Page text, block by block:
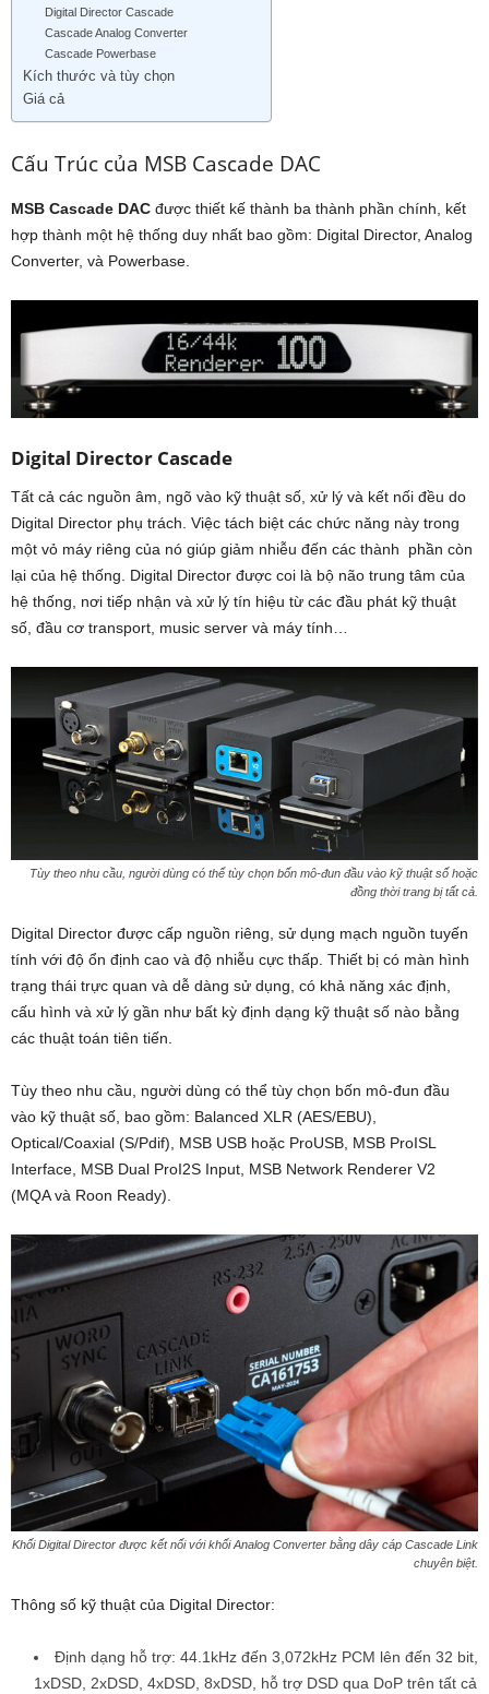
Digital Director Cascade
Cascade Analog Converter
Cascade Powerbase
Kích thước và tùy chọn
Giá cả
Cấu Trúc của MSB Cascade DAC
MSB Cascade DAC được thiết kế thành ba thành phần chính, kết
hợp thành một hệ thống duy nhất bao gồm: Digital Director, Analog
Converter, và Powerbase.
Digital Director Cascade
Tất cả các nguồn âm, ngõ vào kỹ thuật số, xử lý và kết nối đều do
Digital Director phụ trách. Việc tách biệt các chức năng này trong
một vỏ máy riêng của nó giúp giảm nhiễu đến các thành phần còn
lại của hệ thống. Digital Director được coi là bộ não trung tâm của
hệ thống, nơi tiếp nhận và xử lý tín hiệu từ các đầu phát kỹ thuật
số, đầu cơ transport, music server và máy tính…
Tùy theo nhu cầu, người dùng có thể tùy chọn bốn mô-đun đầu vào kỹ thuật số hoặc
đồng thời trang bị tất cả.
Digital Director được cấp nguồn riêng, sử dụng mạch nguồn tuyến
tính với độ ổn định cao và độ nhiễu cực thấp. Thiết bị có màn hình
trạng thái trực quan và dễ dàng sử dụng, có khả năng xác định,
cấu hình và xử lý gần như bất kỳ định dạng kỹ thuật số nào bằng
các thuật toán tiên tiến.
Tùy theo nhu cầu, người dùng có thể tùy chọn bốn mô-đun đầu
vào kỹ thuật số, bao gồm: Balanced XLR (AES/EBU),
Optical/Coaxial (S/Pdif), MSB USB hoặc ProUSB, MSB ProISL
Interface, MSB Dual ProI2S Input, MSB Network Renderer V2
(MQA và Roon Ready).
Khối Digital Director được kết nối với khối Analog Converter bằng dây cáp Cascade Link
chuyên biệt.
Thông số kỹ thuật của Digital Director:
Định dạng hỗ trợ: 44.1kHz đến 3,072kHz PCM lên đến 32 bit,
1xDSD, 2xDSD, 4xDSD, 8xDSD, hỗ trợ DSD qua DoP trên tất cả